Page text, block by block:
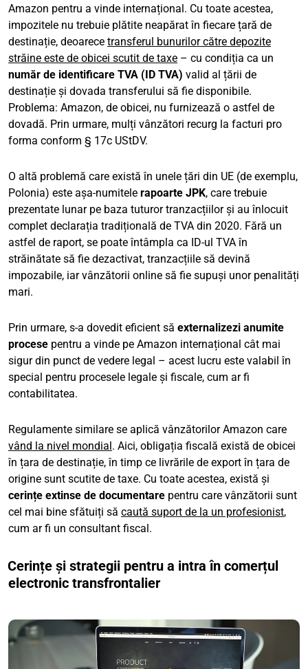
Amazon pentru a vinde internațional. Cu toate acestea,
impozitele nu trebuie plătite neapărat în fiecare țară de
destinație, deoarece transferul bunurilor către depozite
străine este de obicei scutit de taxe – cu condiția ca un
număr de identificare TVA (ID TVA) valid al țării de
destinație și dovada transferului să fie disponibile.
Problema: Amazon, de obicei, nu furnizează o astfel de
dovadă. Prin urmare, mulți vânzători recurg la facturi pro
forma conform § 17c UStDV.
O altă problemă care există în unele țări din UE (de exemplu,
Polonia) este așa-numitele rapoarte JPK, care trebuie
prezentate lunar pe baza tuturor tranzacțiilor și au înlocuit
complet declarația tradițională de TVA din 2020. Fără un
astfel de raport, se poate întâmpla ca ID-ul TVA în
străinătate să fie dezactivat, tranzacțiile să devină
impozabile, iar vânzătorii online să fie supuși unor penalități
mari.
Prin urmare, s-a dovedit eficient să externalizezi anumite
procese pentru a vinde pe Amazon internațional cât mai
sigur din punct de vedere legal – acest lucru este valabil în
special pentru procesele legale și fiscale, cum ar fi
contabilitatea.
Regulamente similare se aplică vânzătorilor Amazon care
vând la nivel mondial. Aici, obligația fiscală există de obicei
în țara de destinație, în timp ce livrările de export în țara de
origine sunt scutite de taxe. Cu toate acestea, există și
cerințe extinse de documentare pentru care vânzătorii sunt
cel mai bine sfătuiți să caută suport de la un profesionist,
cum ar fi un consultant fiscal.
Cerințe și strategii pentru a intra în comerțul
electronic transfrontalier